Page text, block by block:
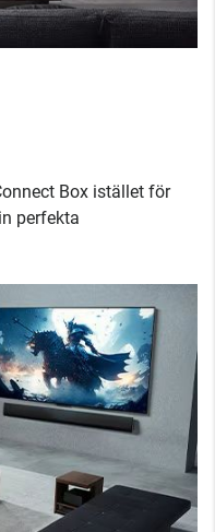
Box istället för
perfekta